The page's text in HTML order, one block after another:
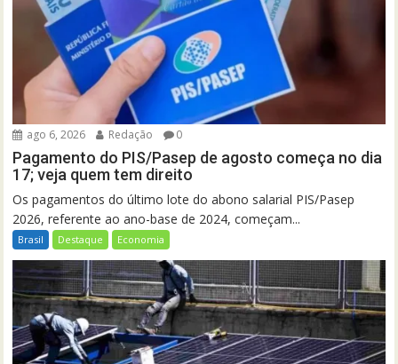
ago 6, 2026 Redação 0
Pagamento do PIS/Pasep de agosto começa no dia
17; veja quem tem direito
Os pagamentos do último lote do abono salarial PIS/Pasep
2026, referente ao ano-base de 2024, começam...
Brasil Destaque Economia